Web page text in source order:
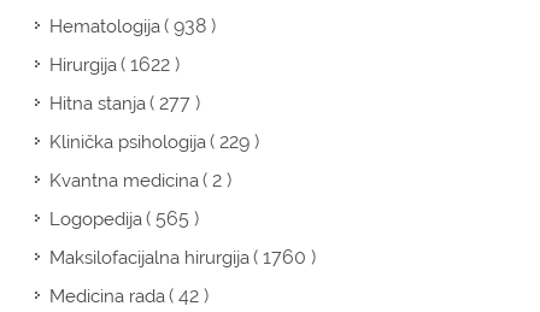
Hematologija( 938 )
Hirurgija( 1622 )
Hitna stanja( 277 )
Klinička psihologija( 229 )
Kvantna medicina( 2 )
Logopedija( 565 )
Maksilofacijalna hirurgija( 1760 )
Medicina rada( 42 )